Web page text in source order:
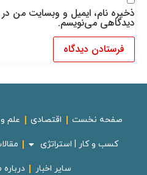
ذخیره نام، ایمیل و وبسایت من در
دیدگاهی می‌نویسم.
صفحه نخست اقتصادی علم و
کسب و کار | استراتژی
سایر اخبار درباره ما